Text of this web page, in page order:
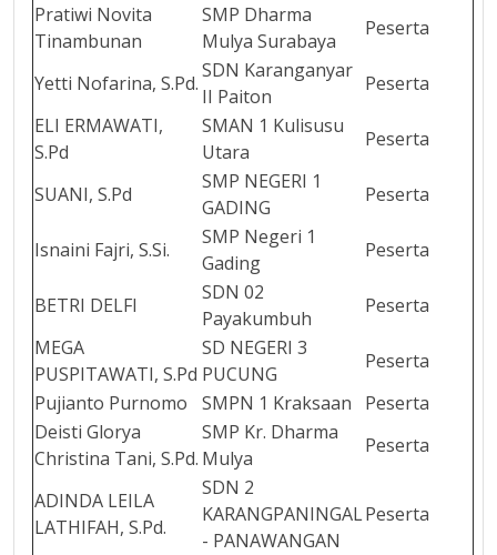
Pratiwi Novita
Tinambunan
SMP Dharma
Mulya Surabaya
Peserta
Yetti Nofarina, S.Pd.
SDN Karanganyar
II Paiton
Peserta
ELI ERMAWATI,
S.Pd
SMAN 1 Kulisusu
Utara
Peserta
SUANI, S.Pd
SMP NEGERI 1
GADING
Peserta
Isnaini Fajri, S.Si.
SMP Negeri 1
Gading
Peserta
BETRI DELFI
SDN 02
Payakumbuh
Peserta
MEGA
PUSPITAWATI, S.Pd
SD NEGERI 3
PUCUNG
Peserta
Pujianto Purnomo
SMPN 1 Kraksaan
Peserta
Deisti Glorya
Christina Tani, S.Pd.
SMP Kr. Dharma
Mulya
Peserta
ADINDA LEILA
LATHIFAH, S.Pd.
SDN 2
KARANGPANINGAL
- PANAWANGAN
Peserta